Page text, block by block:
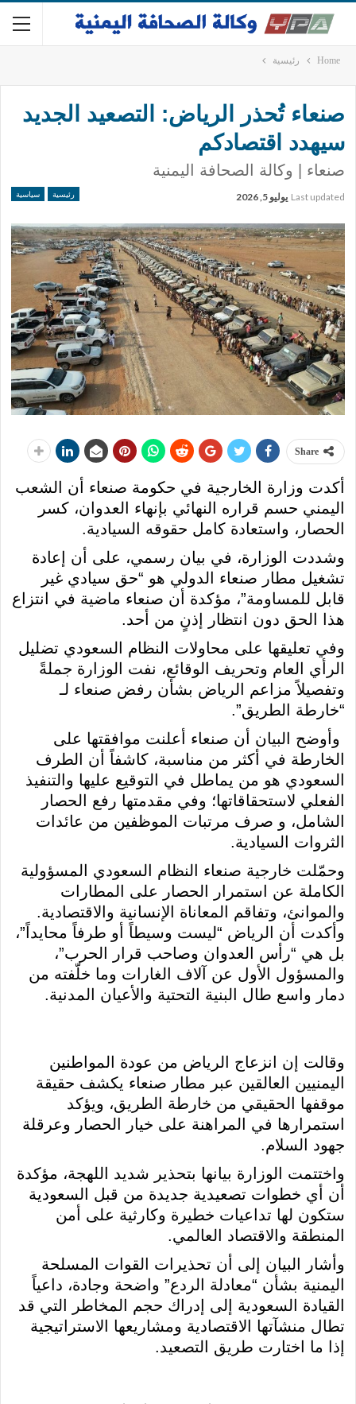
Home رئيسية
صنعاء تُحذر الرياض: التصعيد الجديد
سيهدد اقتصادكم
صنعاء | وكالة الصحافة اليمنية
رئيسية سياسية Last updated يوليو 5, 2026
Share
أكدت وزارة الخارجية في حكومة صنعاء أن الشعب
اليمني حسم قراره النهائي بإنهاء العدوان، كسر
الحصار، واستعادة كامل حقوقه السيادية.
وشددت الوزارة، في بيان رسمي، على أن إعادة
تشغيل مطار صنعاء الدولي هو “حق سيادي غير
قابل للمساومة”، مؤكدة أن صنعاء ماضية في انتزاع
هذا الحق دون انتظار إذنٍ من أحد.
وفي تعليقها على محاولات النظام السعودي تضليل
الرأي العام وتحريف الوقائع، نفت الوزارة جملةً
وتفصيلاً مزاعم الرياض بشأن رفض صنعاء لـ
“خارطة الطريق”.
وأوضح البيان أن صنعاء أعلنت موافقتها على
الخارطة في أكثر من مناسبة، كاشفاً أن الطرف
السعودي هو من يماطل في التوقيع عليها والتنفيذ
الفعلي لاستحقاقاتها؛ وفي مقدمتها رفع الحصار
الشامل، و صرف مرتبات الموظفين من عائدات
الثروات السيادية.
وحمّلت خارجية صنعاء النظام السعودي المسؤولية
الكاملة عن استمرار الحصار على المطارات
والموانئ، وتفاقم المعاناة الإنسانية والاقتصادية.
وأكدت أن الرياض “ليست وسيطاً أو طرفاً محايداً”،
بل هي “رأس العدوان وصاحب قرار الحرب”،
والمسؤول الأول عن آلاف الغارات وما خلّفته من
دمار واسع طال البنية التحتية والأعيان المدنية.
وقالت إن انزعاج الرياض من عودة المواطنين
اليمنيين العالقين عبر مطار صنعاء يكشف حقيقة
موقفها الحقيقي من خارطة الطريق، ويؤكد
استمرارها في المراهنة على خيار الحصار وعرقلة
جهود السلام.
واختتمت الوزارة بيانها بتحذير شديد اللهجة، مؤكدة
أن أي خطوات تصعيدية جديدة من قبل السعودية
ستكون لها تداعيات خطيرة وكارثية على أمن
المنطقة والاقتصاد العالمي.
وأشار البيان إلى أن تحذيرات القوات المسلحة
اليمنية بشأن “معادلة الردع” واضحة وجادة، داعياً
القيادة السعودية إلى إدراك حجم المخاطر التي قد
تطال منشآتها الاقتصادية ومشاريعها الاستراتيجية
إذا ما اختارت طريق التصعيد.